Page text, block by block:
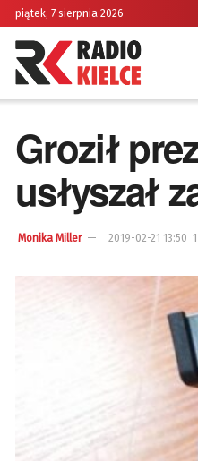
piątek, 7 sierpnia 2026
Groził
usłyszał
Monika Miller 2019-02-21 13:50